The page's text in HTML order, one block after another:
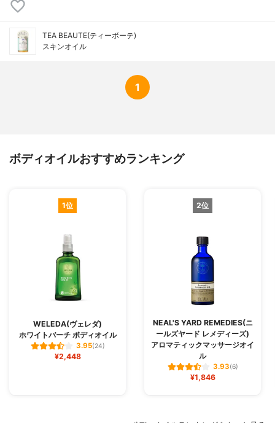
TEA BEAUTE(ティーボーテ)
スキンオイル
1
ボディオイルおすすめランキング
1位
WELEDA(ヴェレダ)
ホワイトバーチ ボディオイル
3.95(24)
¥2,448
2位
NEAL'S YARD REMEDIES(ニ
ールズヤード レメディーズ)
アロマティックマッサージオイ
ル
3.93(6)
¥1,846